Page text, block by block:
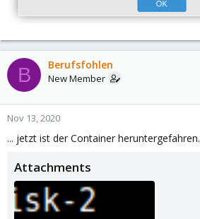
B Berufsfohlen
New Member
Nov 13, 2020
... jetzt ist der Container heruntergefahren.
Attachments